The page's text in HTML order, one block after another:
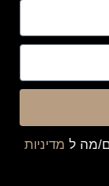
מה ל מדיניות